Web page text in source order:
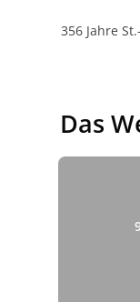
356 Jahre
Das